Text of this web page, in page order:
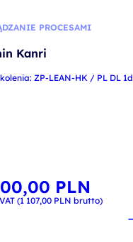
PROCESAMI
Kanri
ZP-LEAN-HK / PL DL 1d
PLN
(1 107,00 PLN brutto)